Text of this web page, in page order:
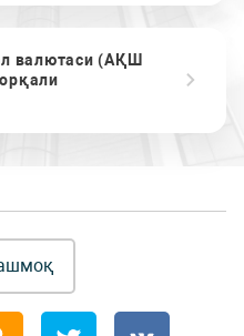
валютаси (АҚШ